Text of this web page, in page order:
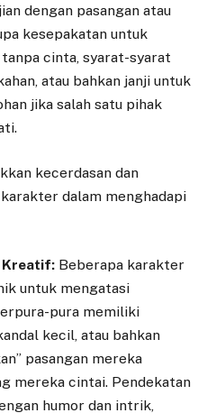
dengan pasangan atau
kesepakatan untuk
cinta, syarat-syarat
atau bahkan janji untuk
jika salah satu pihak
kecerdasan dan
dalam menghadapi
Kreatif: Beberapa karakter
untuk mengatasi
pura memiliki
kecil, atau bahkan
pasangan mereka
mereka cintai. Pendekatan
humor dan intrik,